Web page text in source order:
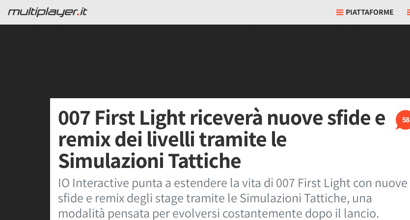
PIATTAFORME
58
007 First Light riceverà nuove sfide e
remix dei livelli tramite le
Simulazioni Tattiche
IO Interactive punta a estendere la vita di 007 First Light con nuove
sfide e remix degli stage tramite le Simulazioni Tattiche, una
modalità pensata per evolversi costantemente dopo il lancio.